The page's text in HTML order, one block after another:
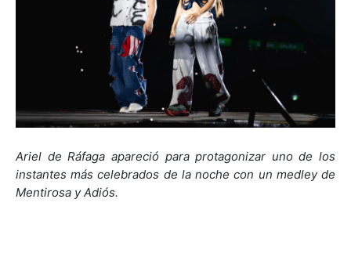
Ariel de Ráfaga apareció para protagonizar uno de los
instantes más celebrados de la noche con un medley de
Mentirosa y Adiós.